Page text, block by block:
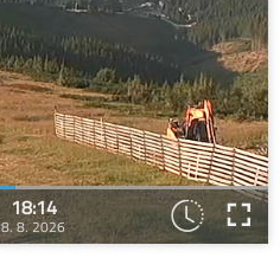
18:14
8. 8. 2026